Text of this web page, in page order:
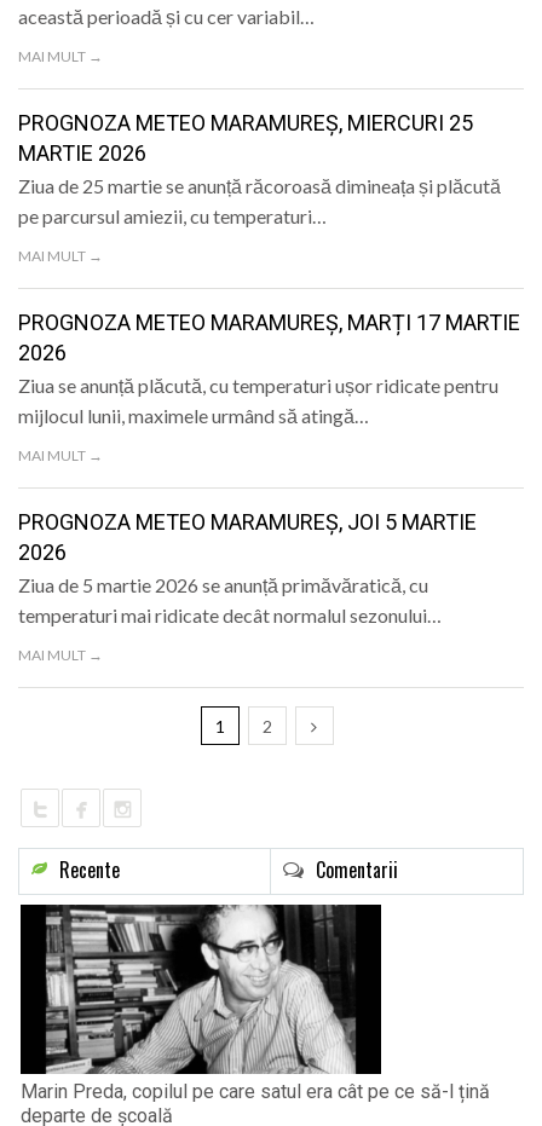
această perioadă și cu cer variabil…
MAI MULT →
PROGNOZA METEO MARAMUREȘ, MIERCURI 25
MARTIE 2026
Ziua de 25 martie se anunță răcoroasă dimineața și plăcută
pe parcursul amiezii, cu temperaturi…
MAI MULT →
PROGNOZA METEO MARAMUREȘ, MARȚI 17 MARTIE
2026
Ziua se anunță plăcută, cu temperaturi ușor ridicate pentru
mijlocul lunii, maximele urmând să atingă…
MAI MULT →
PROGNOZA METEO MARAMUREȘ, JOI 5 MARTIE
2026
Ziua de 5 martie 2026 se anunță primăvăratică, cu
temperaturi mai ridicate decât normalul sezonului…
MAI MULT →
1 2
Recente Comentarii
Marin Preda, copilul pe care satul era cât pe ce să-l țină
departe de școală